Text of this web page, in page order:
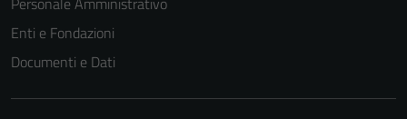
Enti e Fondazioni
Documenti e Dati